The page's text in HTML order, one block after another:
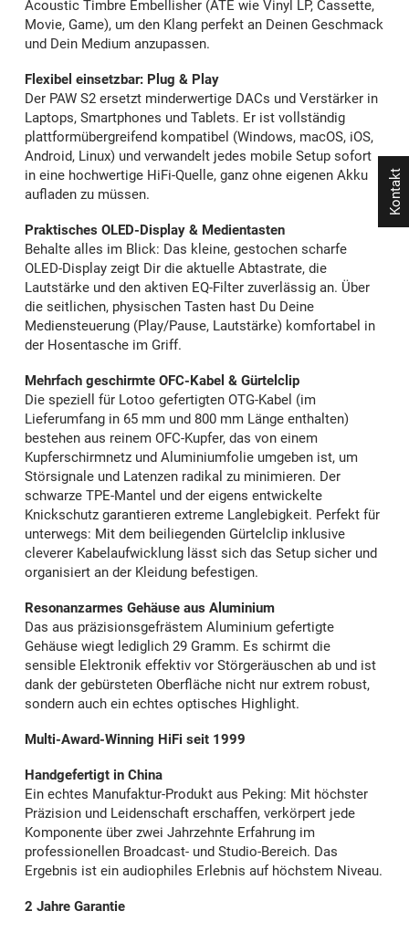
Acoustic Timbre Embellisher (ATE wie Vinyl LP, Cassette,
Movie, Game), um den Klang perfekt an Deinen Geschmack
und Dein Medium anzupassen.
Flexibel einsetzbar: Plug & Play
Der PAW S2 ersetzt minderwertige DACs und Verstärker in
Laptops, Smartphones und Tablets. Er ist vollständig
plattformübergreifend kompatibel (Windows, macOS, iOS,
Android, Linux) und verwandelt jedes mobile Setup sofort
in eine hochwertige HiFi-Quelle, ganz ohne eigenen Akku
aufladen zu müssen.
Praktisches OLED-Display & Medientasten
Behalte alles im Blick: Das kleine, gestochen scharfe
OLED-Display zeigt Dir die aktuelle Abtastrate, die
Lautstärke und den aktiven EQ-Filter zuverlässig an. Über
die seitlichen, physischen Tasten hast Du Deine
Mediensteuerung (Play/Pause, Lautstärke) komfortabel in
der Hosentasche im Griff.
Mehrfach geschirmte OFC-Kabel & Gürtelclip
Die speziell für Lotoo gefertigten OTG-Kabel (im
Lieferumfang in 65 mm und 800 mm Länge enthalten)
bestehen aus reinem OFC-Kupfer, das von einem
Kupferschirmnetz und Aluminiumfolie umgeben ist, um
Störsignale und Latenzen radikal zu minimieren. Der
schwarze TPE-Mantel und der eigens entwickelte
Knickschutz garantieren extreme Langlebigkeit. Perfekt für
unterwegs: Mit dem beiliegenden Gürtelclip inklusive
cleverer Kabelaufwicklung lässt sich das Setup sicher und
organisiert an der Kleidung befestigen.
Resonanzarmes Gehäuse aus Aluminium
Das aus präzisionsgefrästem Aluminium gefertigte
Gehäuse wiegt lediglich 29 Gramm. Es schirmt die
sensible Elektronik effektiv vor Störgeräuschen ab und ist
dank der gebürsteten Oberfläche nicht nur extrem robust,
sondern auch ein echtes optisches Highlight.
Multi-Award-Winning HiFi seit 1999
Handgefertigt in China
Ein echtes Manufaktur-Produkt aus Peking: Mit höchster
Präzision und Leidenschaft erschaffen, verkörpert jede
Komponente über zwei Jahrzehnte Erfahrung im
professionellen Broadcast- und Studio-Bereich. Das
Ergebnis ist ein audiophiles Erlebnis auf höchstem Niveau.
2 Jahre Garantie
Kontakt